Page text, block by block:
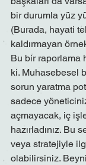
bir durumla yüz
(Burada, hayati
kaldırmayan
Bu bir raporlama
ki. Muhasebesel
sorun yaratma
sadece
açmayacak, iç
hazırladınız. Bu
veya stratejiyle
olabilirsiniz.